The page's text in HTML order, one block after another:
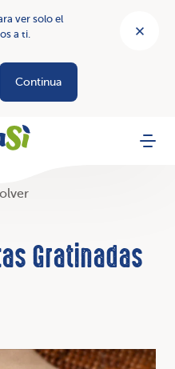
ver solo el
a ti.
Continua
Menu
Gratinadas